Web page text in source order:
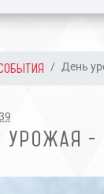
День
УРОЖАЯ -